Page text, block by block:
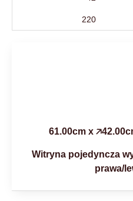
220
Witryna pojedyncza
prawa/